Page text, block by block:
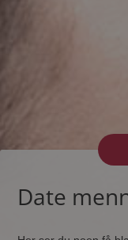
Date